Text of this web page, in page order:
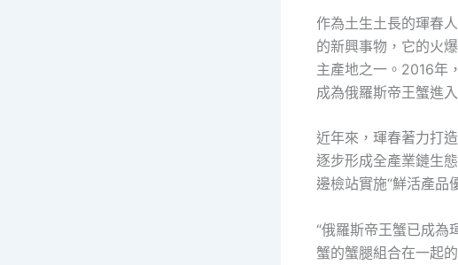
作為土生土長的琿春
的新興事物，它的火
主產地之一。2016年
成為俄羅斯帝王蟹進
近年來，琿春著力打
逐步形成全產業鏈生
邊檢站實施“鮮活產品
“俄羅斯帝王蟹已成
蟹的蟹腿組合在一起